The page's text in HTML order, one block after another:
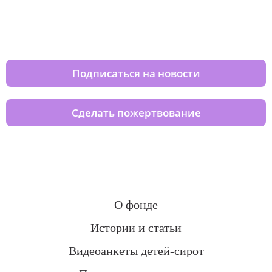
Подписаться на новости
Сделать пожертвование
О фонде
Истории и статьи
Видеоанкеты детей-сирот